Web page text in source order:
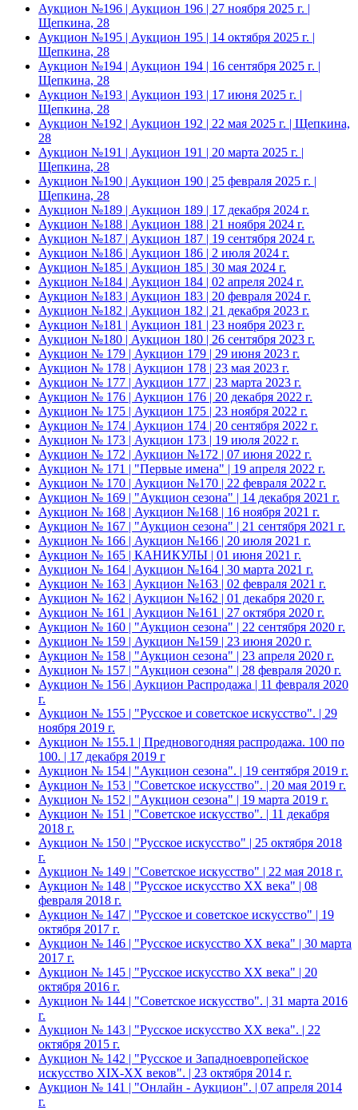
Аукцион №196 | Аукцион 196 | 27 ноября 2025 г. |
Щепкина, 28
Аукцион №195 | Аукцион 195 | 14 октября 2025 г. |
Щепкина, 28
Аукцион №194 | Аукцион 194 | 16 сентября 2025 г. |
Щепкина, 28
Аукцион №193 | Аукцион 193 | 17 июня 2025 г. |
Щепкина, 28
Аукцион №192 | Аукцион 192 | 22 мая 2025 г. | Щепкина,
28
Аукцион №191 | Аукцион 191 | 20 марта 2025 г. |
Щепкина, 28
Аукцион №190 | Аукцион 190 | 25 февраля 2025 г. |
Щепкина, 28
Аукцион №189 | Аукцион 189 | 17 декабря 2024 г.
Аукцион №188 | Аукцион 188 | 21 ноября 2024 г.
Аукцион №187 | Аукцион 187 | 19 сентября 2024 г.
Аукцион №186 | Аукцион 186 | 2 июля 2024 г.
Аукцион №185 | Аукцион 185 | 30 мая 2024 г.
Аукцион №184 | Аукцион 184 | 02 апреля 2024 г.
Аукцион №183 | Аукцион 183 | 20 февраля 2024 г.
Аукцион №182 | Аукцион 182 | 21 декабря 2023 г.
Аукцион №181 | Аукцион 181 | 23 ноября 2023 г.
Аукцион №180 | Аукцион 180 | 26 сентября 2023 г.
Аукцион № 179 | Аукцион 179 | 29 июня 2023 г.
Аукцион № 178 | Аукцион 178 | 23 мая 2023 г.
Аукцион № 177 | Аукцион 177 | 23 марта 2023 г.
Аукцион № 176 | Аукцион 176 | 20 декабря 2022 г.
Аукцион № 175 | Аукцион 175 | 23 ноября 2022 г.
Аукцион № 174 | Аукцион 174 | 20 сентября 2022 г.
Аукцион № 173 | Аукцион 173 | 19 июля 2022 г.
Аукцион № 172 | Аукцион №172 | 07 июня 2022 г.
Аукцион № 171 | "Первые имена" | 19 апреля 2022 г.
Аукцион № 170 | Аукцион №170 | 22 февраля 2022 г.
Аукцион № 169 | "Аукцион сезона" | 14 декабря 2021 г.
Аукцион № 168 | Аукцион №168 | 16 ноября 2021 г.
Аукцион № 167 | "Аукцион сезона" | 21 сентября 2021 г.
Аукцион № 166 | Аукцион №166 | 20 июля 2021 г.
Аукцион № 165 | КАНИКУЛЫ | 01 июня 2021 г.
Аукцион № 164 | Аукцион №164 | 30 марта 2021 г.
Аукцион № 163 | Аукцион №163 | 02 февраля 2021 г.
Аукцион № 162 | Аукцион №162 | 01 декабря 2020 г.
Аукцион № 161 | Аукцион №161 | 27 октября 2020 г.
Аукцион № 160 | "Аукцион сезона" | 22 сентября 2020 г.
Аукцион № 159 | Аукцион №159 | 23 июня 2020 г.
Аукцион № 158 | "Аукцион сезона" | 23 апреля 2020 г.
Аукцион № 157 | "Аукцион сезона" | 28 февраля 2020 г.
Аукцион № 156 | Аукцион Распродажа | 11 февраля 2020
г.
Аукцион № 155 | "Русское и советское искусство". | 29
ноября 2019 г.
Аукцион № 155.1 | Предновогодняя распродажа. 100 по
100. | 17 декабря 2019 г
Аукцион № 154 | "Аукцион сезона". | 19 сентября 2019 г.
Аукцион № 153 | "Советское искусство". | 20 мая 2019 г.
Аукцион № 152 | "Аукцион сезона" | 19 марта 2019 г.
Аукцион № 151 | "Советское искусство". | 11 декабря
2018 г.
Аукцион № 150 | "Русское искусство" | 25 октября 2018
г.
Аукцион № 149 | "Советское искусство" | 22 мая 2018 г.
Аукцион № 148 | "Русское искусство ХХ века" | 08
февраля 2018 г.
Аукцион № 147 | "Русское и советское искусство" | 19
октября 2017 г.
Аукцион № 146 | "Русское искусство ХХ века" | 30 марта
2017 г.
Аукцион № 145 | "Русское искусство ХХ века" | 20
октября 2016 г.
Аукцион № 144 | "Советское искусство". | 31 марта 2016
г.
Аукцион № 143 | "Русское искусство ХХ века". | 22
октября 2015 г.
Аукцион № 142 | "Русское и Западноевропейское
искусство XIX-ХХ веков". | 23 октября 2014 г.
Аукцион № 141 | "Онлайн - Аукцион". | 07 апреля 2014
г.